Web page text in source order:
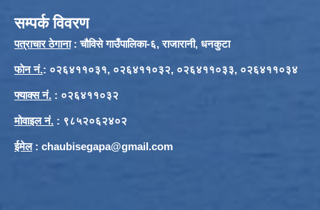
सम्पर्क विवरण
पत्राचार ठेगाना: चौविसे गाउँपालिका-६, राजारानी, धनकुटा
फाेन नं.: ०२६४११०३१, ०२६४११०३२, ०२६४११०३३, ०२६४११०३४
फ्याक्स नं. : ०२६४११०३२
मोवाइल नं. : ९८५२०६२४०२
ईमेल: chaubisegapa@gmail.com